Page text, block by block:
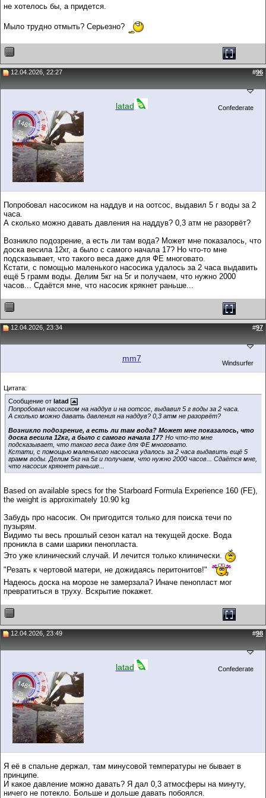
не хотелось бы, а придется.
Мыло трудно отмыть? Серьезно?
12.04.2026, 22:27 #96
latad Confederate
Попробовал насосиком на наддув и на оотсос, выдавил 5 г воды за 2
часа.
А сколько можно давать давления на наддув? 0,3 атм не разорвёт?
Возникло подозрение, а есть ли там вода? Может мне показалось, что
доска весила 12кг, а было с самого начала 17? Но что-то мне
подсказывает, что такого веса даже для ФЕ многовато.
Кстати, с помощью маленького насосика удалось за 2 часа выдавить
ещё 5 грамм воды. Делим 5кг на 5г и получаем, что нужно 2000
часов... Сдаётся мне, что насосик крякнет раньше...
12.04.2026, 23:34 #97
mm7 Windsurfer
Цитата:
Сообщение от latad
Попробовал насосиком на наддув и на оотсос, выдавил 5 г воды за 2 часа.
А сколько можно давать давления на наддув? 0,3 атм не разорвёт?
Возникло подозрение, а есть ли там вода? Может мне показалось, что
доска весила 12кг, а было с самого начала 17? Но что-то мне
подсказывает, что такого веса даже для ФЕ многовато.
Кстати, с помощью маленького насосика удалось за 2 часа выдавить ещё 5
грамм воды. Делим 5кг на 5г и получаем, что нужно 2000 часов... Сдаётся мне,
что насосик крякнет раньше...
Based on available specs for the Starboard Formula Experience 160 (FE),
the weight is approximately 10.90 kg
Забудь про насосик. Он пригодится только для поиска течи по
пузырям.
Видимо ты весь прошлый сезон катал на текущей доске. Вода
проникла в сами шарики пенопласта.
Это уже клинический случай. И лечится только клинически.
"Резать к чертовой матери, не дожидаясь перитонитов!"
Надеюсь доска на морозе не замерзала? Иначе пенопласт мог
превратиться в труху. Вскрытие покажет.
12.04.2026, 23:49 #98
latad Confederate
Я её в спальне держал, там минусовой температуры не бывает в
принципе.
И какое давление можно давать? Я дал 0,3 атмосферы на минуту,
ничего не потекло. Больше и дольше давать побоялся.